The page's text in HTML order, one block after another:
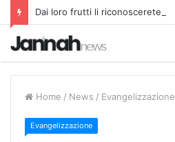
Dai loro frutti li riconoscerete
Home / News / Evangelizzazione
Evangelizzazione